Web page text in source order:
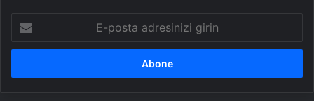
posta
adresinizi